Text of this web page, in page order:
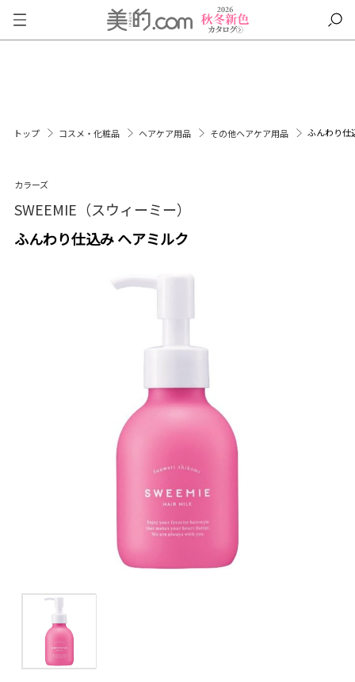
トップ コスメ・化粧品 ヘアケア用品 その他ヘアケア用品 ふんわり仕
カラーズ
SWEEMIE（スウィーミー）
ふんわり仕込み ヘアミルク